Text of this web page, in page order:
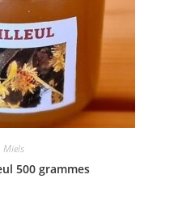
Miels
500 grammes